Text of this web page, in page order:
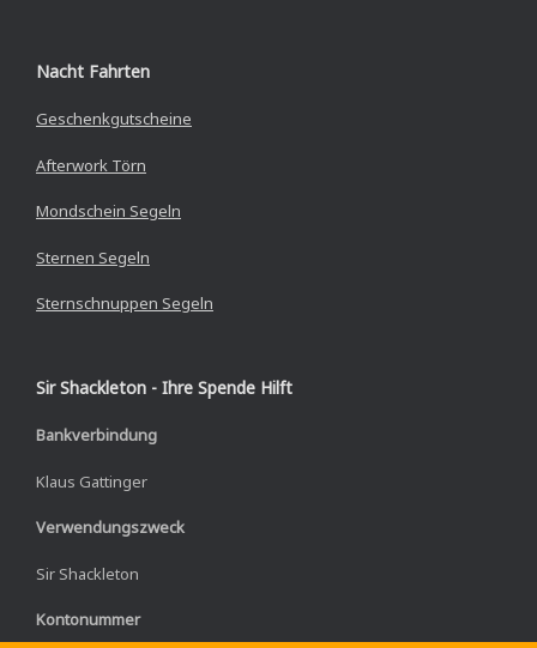
Nacht Fahrten
Geschenkgutscheine
Afterwork Törn
Mondschein Segeln
Sternen Segeln
Sternschnuppen Segeln
Sir Shackleton - Ihre Spende Hilft
Bankverbindung
Klaus Gattinger
Verwendungszweck
Sir Shackleton
Kontonummer